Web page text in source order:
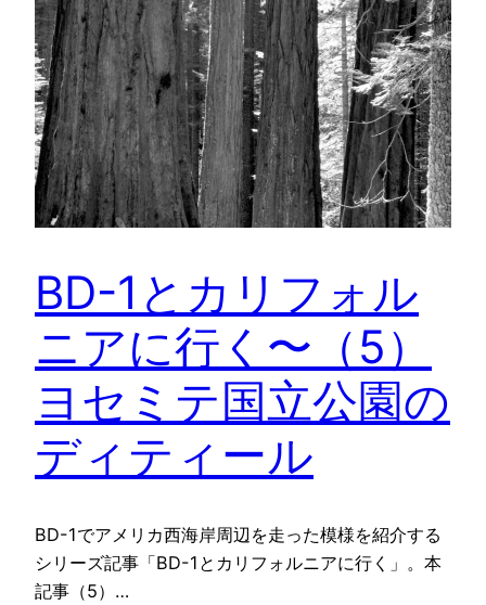
BD-1とカリフォル
ニアに行く〜（5）
ヨセミテ国立公園の
ディティール
BD-1でアメリカ西海岸周辺を走った模様を紹介する
シリーズ記事「BD-1とカリフォルニアに行く」。本
記事（5）…